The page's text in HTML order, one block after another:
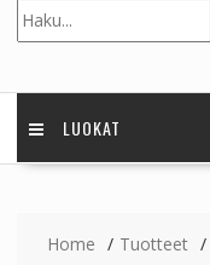
LUOKAT
Home Tuotteet